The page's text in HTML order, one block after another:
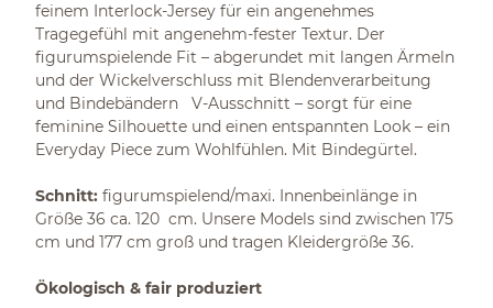
feinem Interlock-Jersey für ein angenehmes
Tragegefühl mit angenehm-fester Textur. Der
figurumspielende Fit – abgerundet mit langen Ärmeln
und der Wickelverschluss mit Blendenverarbeitung
und Bindebändern V-Ausschnitt – sorgt für eine
feminine Silhouette und einen entspannten Look – ein
Everyday Piece zum Wohlfühlen. Mit Bindegürtel.
Schnitt: figurumspielend/maxi. Innenbeinlänge in
Größe 36 ca. 120 cm. Unsere Models sind zwischen 175
cm und 177 cm groß und tragen Kleidergröße 36.
Ökologisch & fair produziert